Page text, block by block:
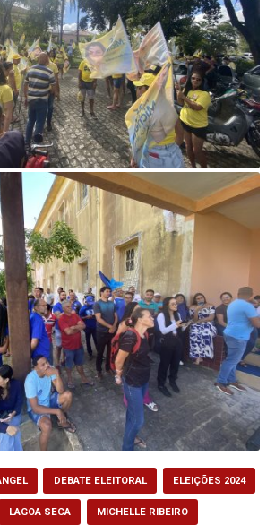
DEBATE ELEITORAL ELEIÇÕES 2024
LAGOA SECA MICHELLE RIBEIRO